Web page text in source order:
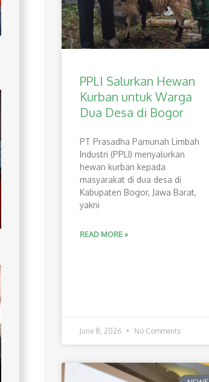
PPLI Salurkan Hewan
Kurban untuk Warga
Dua Desa di Bogor
PT Prasadha Pamunah Limbah
Industri (PPLI) menyalurkan
hewan kurban kepada
masyarakat di dua desa di
Kabupaten Bogor, Jawa Barat,
yakni
READ MORE »
June 8, 2026 No Comments